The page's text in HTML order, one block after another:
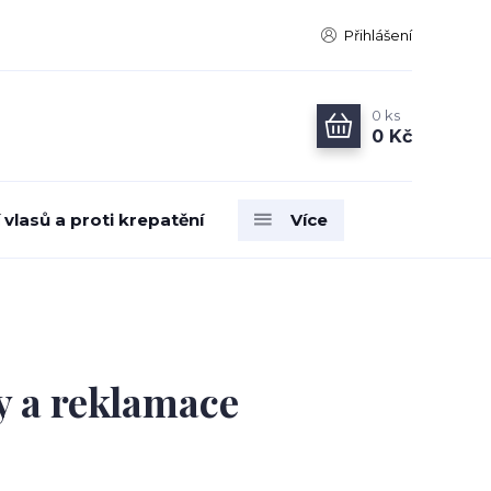
Přihlášení
0 ks
0 Kč
a proti krepatění Více
a reklamace